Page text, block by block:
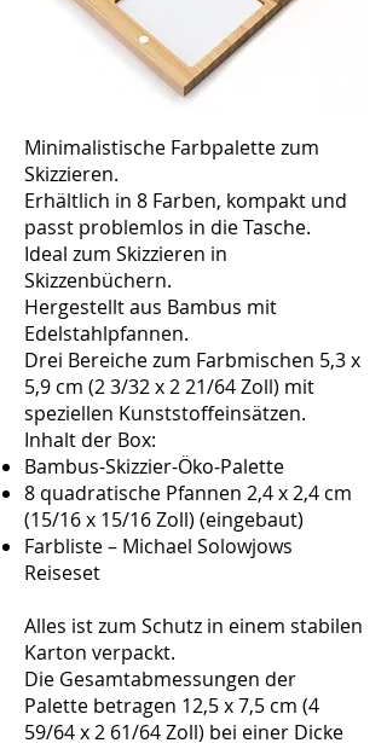
Minimalistische Farbpalette zum
Skizzieren.
Erhältlich in 8 Farben, kompakt und
passt problemlos in die Tasche.
Ideal zum Skizzieren in
Skizzenbüchern.
Hergestellt aus Bambus mit
Edelstahlpfannen.
Drei Bereiche zum Farbmischen 5,3 x
5,9 cm (2 3/32 x 2 21/64 Zoll) mit
speziellen Kunststoffeinsätzen.
Inhalt der Box:
Bambus-Skizzier-Öko-Palette
8 quadratische Pfannen 2,4 x 2,4 cm
(15/16 x 15/16 Zoll) (eingebaut)
Farbliste – Michael Solowjows
Reiseset
Alles ist zum Schutz in einem stabilen
Karton verpackt.
Die Gesamtabmessungen der
Palette betragen 12,5 x 7,5 cm (4
59/64 x 2 61/64 Zoll) bei einer Dicke